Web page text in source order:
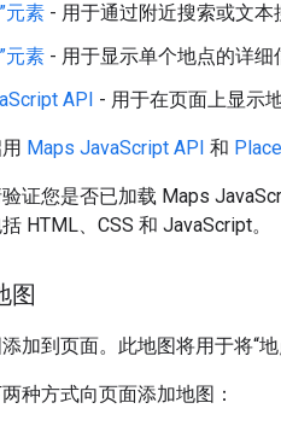
元素 - 用于通过附近搜索或文本
元素 - 用于显示单个地点的详细
API - 用于在页面上显示
Maps JavaScript API 和
证您是否已加载 Maps
HTML、CSS 和 JavaScript。
图
加到页面。此地图将用于将“
种方式向页面添加地图：